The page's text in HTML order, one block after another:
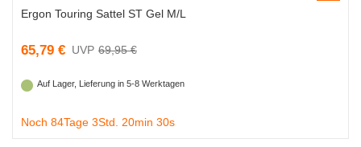
Ergon Touring Sattel ST Gel M/L
65,79 € 69,95 €
Auf Lager, Lieferung in 5-8 Werktagen
Noch 84Tage 3Std. 20min 29s